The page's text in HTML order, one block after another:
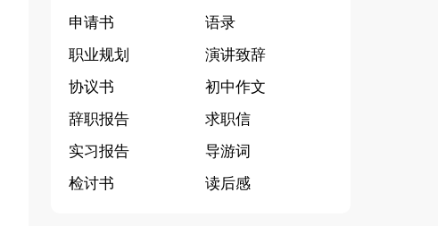
申请书
语录
职业规划
演讲致辞
协议书
初中作文
辞职报告
求职信
实习报告
导游词
检讨书
读后感